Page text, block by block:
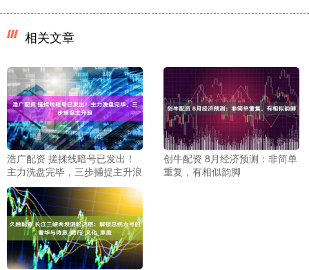
相关文章
浩广配资 搓揉线暗号已发出！
主力洗盘完毕，三步捕捉主升浪
创牛配资 8月经济预测：非简单
重复，有相似韵脚